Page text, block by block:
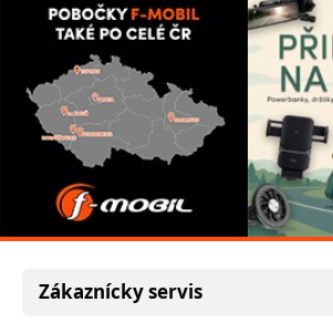
Zákaznícky servis